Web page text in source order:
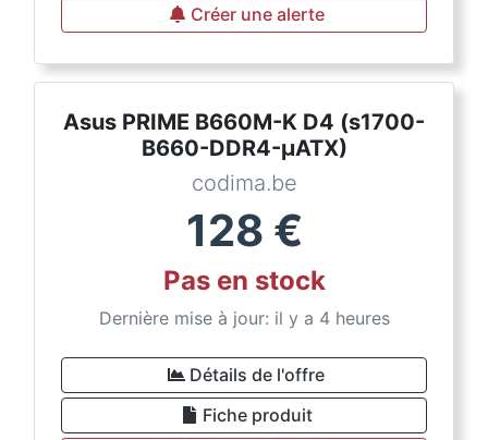
Créer une alerte
Asus PRIME B660M-K D4 (s1700-
B660-DDR4-µATX)
codima.be
128 €
Pas en stock
Dernière mise à jour: il y a 4 heures
Détails de l'offre
Fiche produit